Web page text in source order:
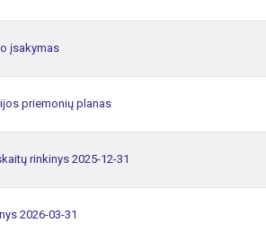
įsakymas
priemonių planas
rinkinys 2025-12-31
2026-03-31